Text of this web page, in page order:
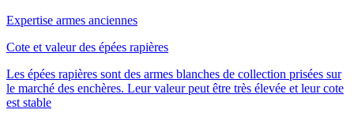
Expertise armes anciennes
Cote et valeur des épées rapières
Les épées rapières sont des armes blanches de collection prisées sur
le marché des enchères. Leur valeur peut être très élevée et leur cote
est stable